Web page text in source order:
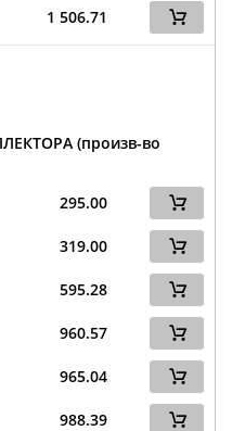
1 506.71
(произв-во
295.00
319.00
595.28
960.57
965.04
988.39